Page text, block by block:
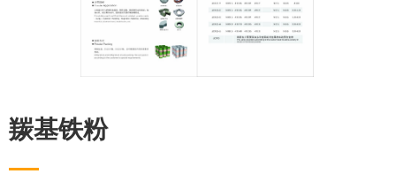
羰基铁粉